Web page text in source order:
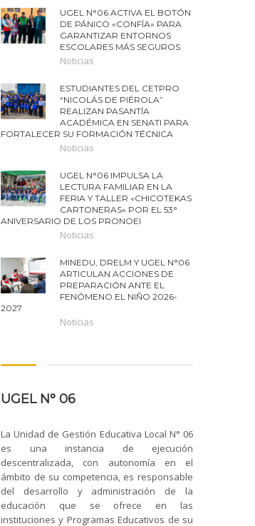
UGEL N°06 ACTIVA EL BOTÓN
DE PÁNICO «CONFÍA» PARA
GARANTIZAR ENTORNOS
ESCOLARES MÁS SEGUROS
Noticias
ESTUDIANTES DEL CETPRO
“NICOLÁS DE PIÉROLA”
REALIZAN PASANTÍA
ACADÉMICA EN SENATI PARA
FORTALECER SU FORMACIÓN TÉCNICA
Noticias
UGEL N°06 IMPULSA LA
LECTURA FAMILIAR EN LA
FERIA Y TALLER «CHICOTEKAS
CARTONERAS» POR EL 53°
ANIVERSARIO DE LOS PRONOEI
Noticias
MINEDU, DRELM Y UGEL N°06
ARTICULAN ACCIONES DE
PREPARACIÓN ANTE EL
FENÓMENO EL NIÑO 2026-
2027
Noticias
UGEL N° 06
La Unidad de Gestión Educativa Local N° 06
es una instancia de ejecución
descentralizada, con autonomía en el
ámbito de su competencia, es responsable
del desarrollo y administración de la
educación que se ofrece en las
instituciones y Programas Educativos de su